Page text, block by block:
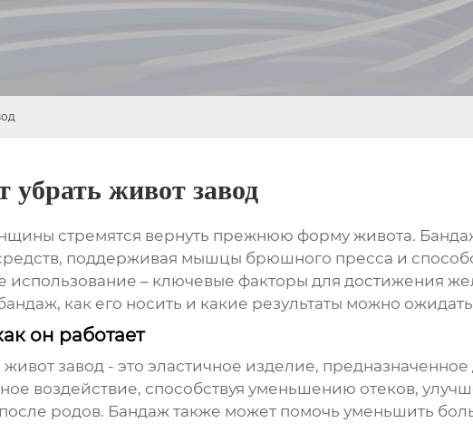
убрать живот завод
стремятся вернуть прежнюю форму живота.
поддерживая мышцы брюшного пресса и
использование – ключевые факторы для достижения
как его носить и какие результаты можно
он работает
живот завод- это эластичное изделие,
воздействие, способствуя уменьшению отеков,
родов. Бандаж также может помочь уменьшить